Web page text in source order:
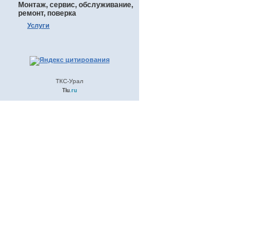
Монтаж, сервис, обслуживание,
ремонт, поверка
Услуги
ТКС-Урал
Tiu.ru